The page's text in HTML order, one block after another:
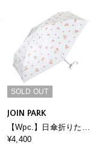
ット率100％・軽量】
SOLD OUT
JOIN PARK
【Wpc.】日傘折りたた
み ポケモン 遮光いっし
¥4,400